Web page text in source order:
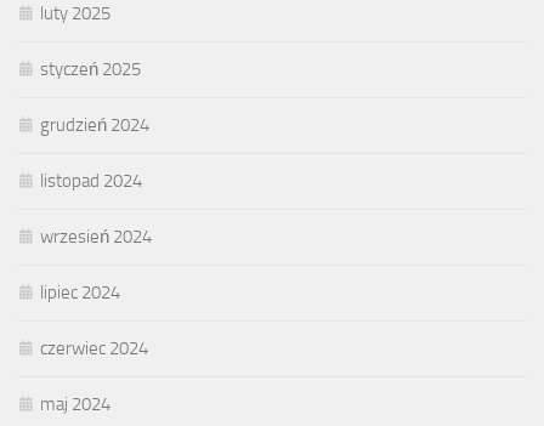
luty 2025
styczeń 2025
grudzień 2024
listopad 2024
wrzesień 2024
lipiec 2024
czerwiec 2024
maj 2024